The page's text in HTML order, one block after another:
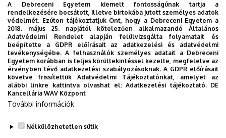
Oktatási segédletek:
Családdinamikai ismeretek az alsó
tagozatos pedagógiai munkában a
lemorzsolódás megelőzése érdekébe
Családdinamikai ismeretek a felső
tagozatos pedagógiai munkában a
lemorzsolódás megelőzése érdekében
A Debreceni Egyetem kiemelt fontosságúnak tartja a
rendelkezésére bocsátott, illetve birtokába jutott személyes adatok
védelmét. Ezúton tájékoztatjuk Önt, hogy a Debreceni Egyetem a
2018. május 25. napjától kötelezően alkalmazandó Általános
Adatvédelmi Rendelet alapján felülvizsgálta folyamatait és
beépítette a GDPR előírásait az adatkezelési és adatvédelmi
tevékenységébe. A felhasználók személyes adatait a Debreceni
Egyetem korábban is teljes körültekintéssel kezelte, megfelelve az
érvényben lévő adatkezelési szabályozásoknak. A GDPR előírásait
követve frissítettük Adatvédelmi Tájékoztatónkat, amelyet az
alábbi linkre kattintva olvashat el:Adatkezelési tájékoztató. DE
Kancellária WAV Központ
További információk
Nélkülözhetetlen sütik